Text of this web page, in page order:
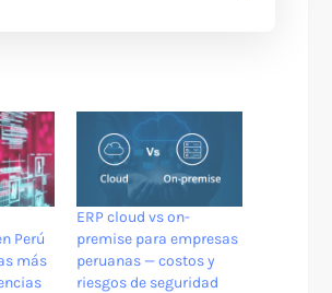
Perú
más
ERP cloud vs on-
premise para empresas
peruanas — costos y
riesgos de seguridad